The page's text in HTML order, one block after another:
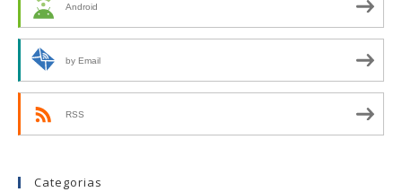
Android
by Email
RSS
Categorias